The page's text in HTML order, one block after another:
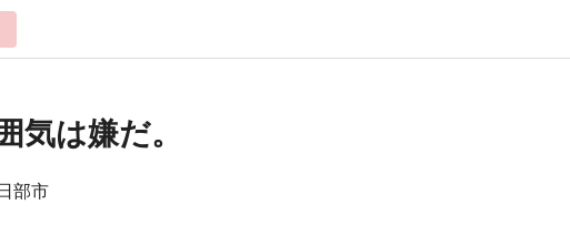
は嫌だ。
部市